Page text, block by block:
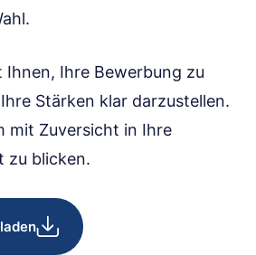
Ihnen, Ihre Bewerbung zu
Stärken klar darzustellen.
mit Zuversicht in Ihre
zu blicken.